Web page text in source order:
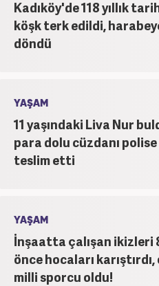
Kadıköy'de 118 yıllık
köşk terk edildi,
döndü
YAŞAM
11 yaşındaki Liva Nur
para dolu cüzdanı polise
teslim etti
YAŞAM
İnşaatta çalışan ikizleri
önce hocaları
milli sporcu oldu!